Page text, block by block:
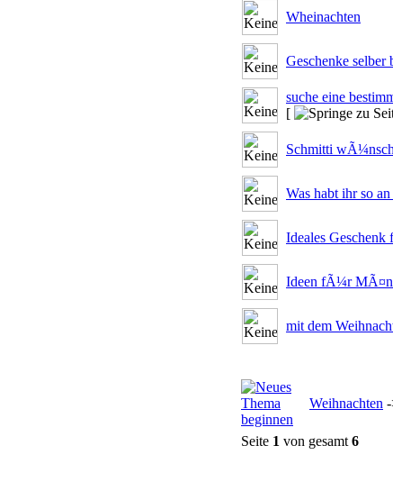
Wheinachten
Geschenke selber
suche eine
[
Schmitti
Was habt ihr so
Ideales
Ideen fÃ¼r
mit dem
Weihnachten
Seite 1 von gesamt 6